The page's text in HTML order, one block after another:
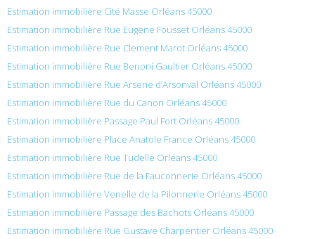
Estimation immobilière Cité Masse Orléans 45000
Estimation immobilière Rue Eugene Fousset Orléans 45000
Estimation immobilière Rue Clement Marot Orléans 45000
Estimation immobilière Rue Benoni Gaultier Orléans 45000
Estimation immobilière Rue Arsene d’Arsonval Orléans 45000
Estimation immobilière Rue du Canon Orléans 45000
Estimation immobilière Passage Paul Fort Orléans 45000
Estimation immobilière Place Anatole France Orléans 45000
Estimation immobilière Rue Tudelle Orléans 45000
Estimation immobilière Rue de la Fauconnerie Orléans 45000
Estimation immobilière Venelle de la Pilonnerie Orléans 45000
Estimation immobilière Passage des Bachots Orléans 45000
Estimation immobilière Rue Gustave Charpentier Orléans 45000